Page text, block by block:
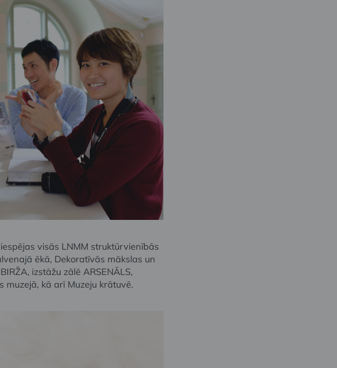
visās LNMM struktūrvienībās
ēkā, Dekoratīvās mākslas un
izstāžu zālē ARSENĀLS,
muzejā, kā arī Muzeju krātuvē.